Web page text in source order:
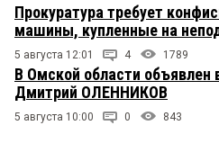
Прокуратура требует
машины, купленные на
5 августа 12:01 4 1789
В Омской области объявлен
Дмитрий ОЛЕННИКОВ
5 августа 10:00 0 843